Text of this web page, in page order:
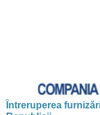
Întreruperea